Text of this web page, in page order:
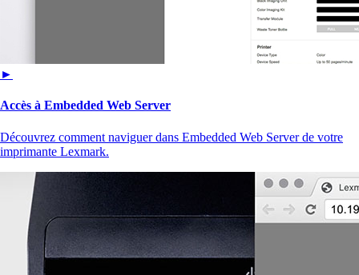
►
Accès à Embedded Web Server
Découvrez comment naviguer dans Embedded Web Server de votre
imprimante Lexmark.